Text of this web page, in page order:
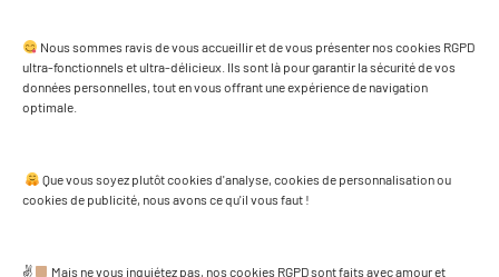
Nous sommes ravis de vous accueillir et de vous présenter nos cookies RGPD
ultra-fonctionnels et ultra-délicieux. Ils sont là pour garantir la sécurité de vos
données personnelles, tout en vous offrant une expérience de navigation
optimale.
Que vous soyez plutôt cookies d'analyse, cookies de personnalisation ou
cookies de publicité, nous avons ce qu'il vous faut !
✌ Mais ne vous inquiétez pas, nos cookies RGPD sont faits avec amour et
Cliquez pour accepter les cookies marketing